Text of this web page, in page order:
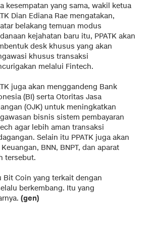
kesempatan yang sama, wakil ketua
Dian Ediana Rae mengatakan,
belakang temuan modus
kejahatan baru itu, PPATK akan
desk khusus yang akan
khusus transaksi
melalui Fintech.
juga akan menggandeng Bank
(BI) serta Otoritas Jasa
(OJK) untuk meningkatkan
bisnis sistem pembayaran
agar lebih aman transaksi
Selain itu PPATK juga akan
BNN, BNPT, dan aparat
tersebut.
Bit Coin yang terkait dengan
berkembang. Itu yang
(gen)